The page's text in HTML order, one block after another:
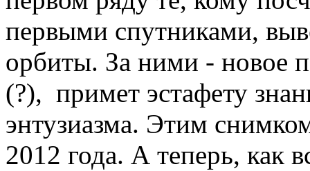
первыми спутниками,
орбиты. За ними - новое
(?), примет эстафету
энтузиазма. Этим
2012 года. А теперь, как